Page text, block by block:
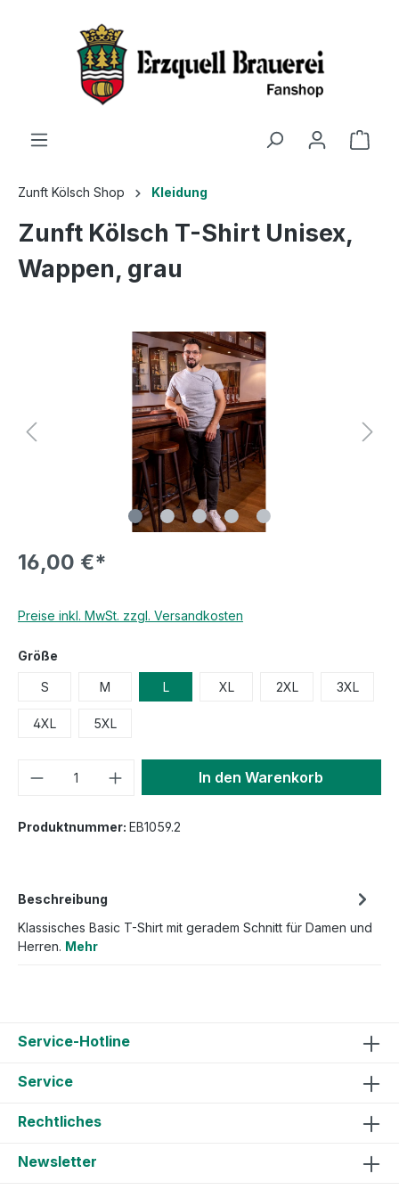
Zunft Kölsch Shop Kleidung
Zunft Kölsch T-Shirt Unisex,
Wappen, grau
16,00 €*
Preise inkl. MwSt. zzgl. Versandkosten
Größe
S M L XL 2XL 3XL
4XL 5XL
In den Warenkorb
Produktnummer: EB1059.2
Beschreibung
Klassisches Basic T-Shirt mit geradem Schnitt für Damen und
Herren. Mehr
Service-Hotline
Service
Rechtliches
Newsletter